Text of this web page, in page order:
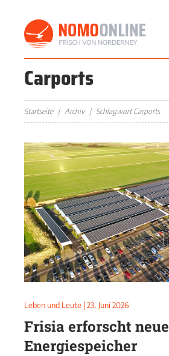
Carports
Startseite Archiv Schlagwort Carports
Leben und Leute | 23. Juni 2026
Frisia erforscht neue
Energiespeicher